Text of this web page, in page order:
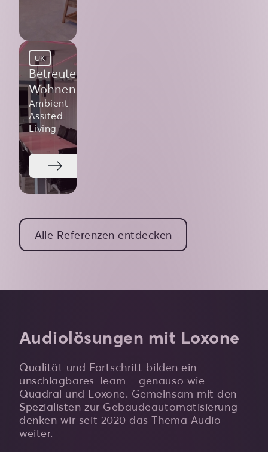
UK
Betreutes
Wohnen
Ambient
Assited
Living
Alle Referenzen entdecken
Audiolösungen mit Loxone
Qualität und Fortschritt bilden ein
unschlagbares Team – genauso wie
Quadral und Loxone. Gemeinsam mit den
Spezialisten zur Gebäudeautomatisierung
denken wir seit 2020 das Thema Audio
weiter.